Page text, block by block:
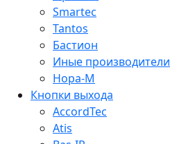
Smartec
Tantos
Бастион
Иные производители
Нора-М
Кнопки выхода
AccordTec
Atis